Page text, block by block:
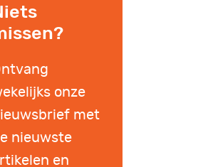
onze
met
nieuwste
en